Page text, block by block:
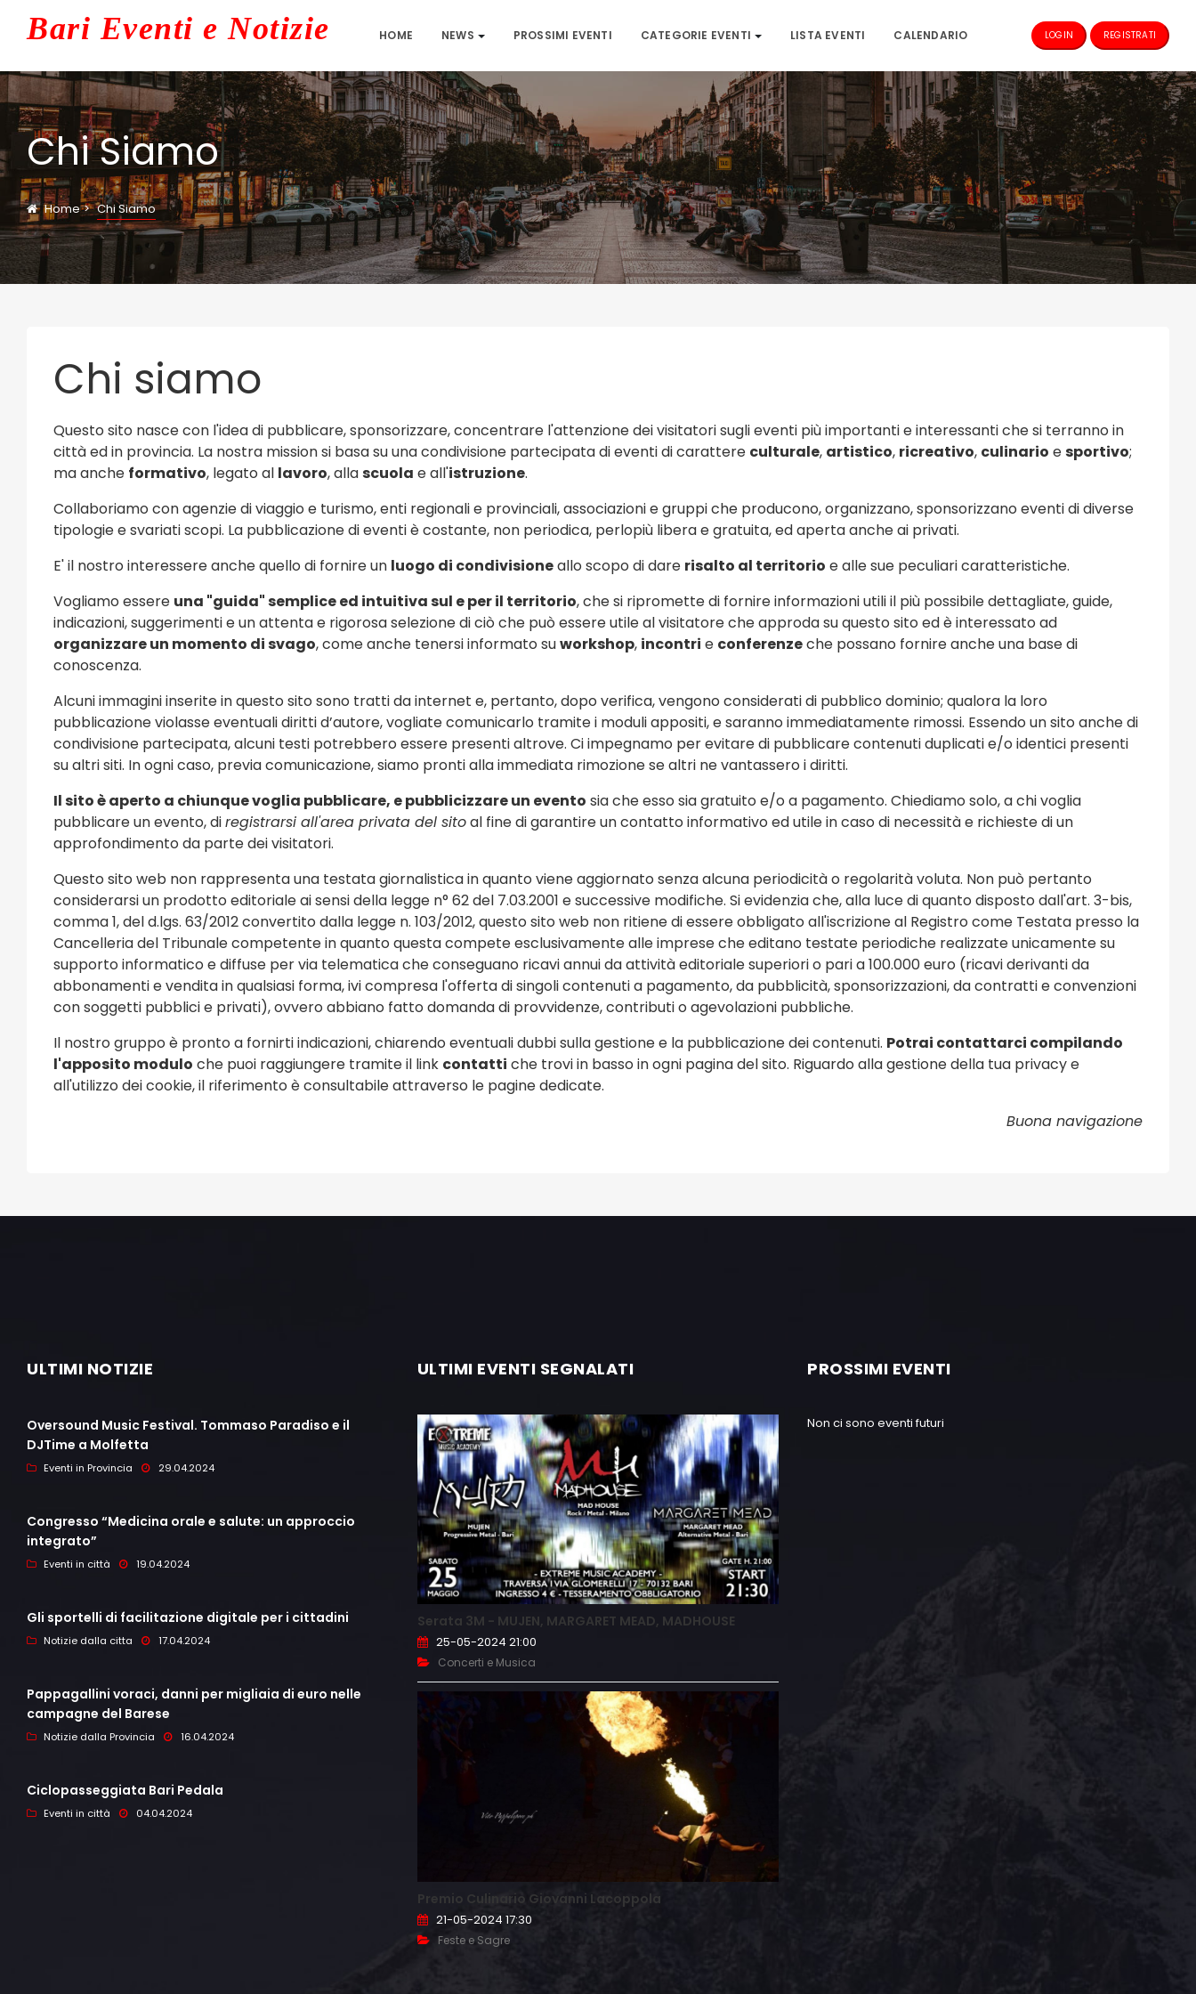
Bari Eventi e Notizie HOME NEWS PROSSIMI EVENTI CATEGORIE EVENTI LISTA EVENTI CALENDARIO LOGIN REGISTRATI
Chi Siamo
Home Chi Siamo
Chi siamo
Questo sito nasce con l'idea di pubblicare, sponsorizzare, concentrare l'attenzione dei visitatori sugli eventi più importanti e interessanti che si terranno in
città ed in provincia. La nostra mission si basa su una condivisione partecipata di eventi di carattere culturale, artistico, ricreativo, culinario esportivo;
ma anche formativo, legato al lavoro, allascuola e all'istruzione.
Collaboriamo con agenzie di viaggio e turismo, enti regionali e provinciali, associazioni e gruppi che producono, organizzano, sponsorizzano eventi di diverse
tipologie e svariati scopi. La pubblicazione di eventi è costante, non periodica, perlopiù libera e gratuita, ed aperta anche ai privati.
E' il nostro interessere anche quello di fornire un luogo di condivisioneallo scopo di dare risalto al territorio e alle sue peculiari caratteristiche.
Vogliamo essere una "guida" semplice ed intuitiva sul e per il territorio, che si ripromette di fornire informazioni utili il più possibile dettagliate, guide,
indicazioni, suggerimenti e un attenta e rigorosa selezione di ciò che può essere utile al visitatore che approda su questo sito ed è interessato ad
organizzare un momento di svago, come anche tenersi informato suworkshop, incontri e conferenzeche possano fornire anche una base di
conoscenza.
Alcuni immagini inserite in questo sito sono tratti da internet e, pertanto, dopo verifica, vengono considerati di pubblico dominio; qualora la loro
pubblicazione violasse eventuali diritti d’autore, vogliate comunicarlo tramite i moduli appositi, e saranno immediatamente rimossi. Essendo un sito anche di
condivisione partecipata, alcuni testi potrebbero essere presenti altrove. Ci impegnamo per evitare di pubblicare contenuti duplicati e/o identici presenti
su altri siti. In ogni caso, previa comunicazione, siamo pronti alla immediata rimozione se altri ne vantassero i diritti.
Il sito è aperto a chiunque voglia pubblicare, e pubblicizzare un evento sia che esso sia gratuito e/o a pagamento. Chiediamo solo, a chi voglia
pubblicare un evento, diregistrarsi all'area privata del sitoal fine di garantire un contatto informativo ed utile in caso di necessità e richieste di un
approfondimento da parte dei visitatori.
Questo sito web non rappresenta una testata giornalistica in quanto viene aggiornato senza alcuna periodicità o regolarità voluta. Non può pertanto
considerarsi un prodotto editoriale ai sensi della legge n° 62 del 7.03.2001 e successive modifiche. Si evidenzia che, alla luce di quanto disposto dall'art. 3-bis,
comma 1, del d.lgs. 63/2012 convertito dalla legge n. 103/2012, questo sito web non ritiene di essere obbligato all'iscrizione al Registro come Testata presso la
Cancelleria del Tribunale competente in quanto questa compete esclusivamente alle imprese che editano testate periodiche realizzate unicamente su
supporto informatico e diffuse per via telematica che conseguano ricavi annui da attività editoriale superiori o pari a 100.000 euro (ricavi derivanti da
abbonamenti e vendita in qualsiasi forma, ivi compresa l'offerta di singoli contenuti a pagamento, da pubblicità, sponsorizzazioni, da contratti e convenzioni
con soggetti pubblici e privati), ovvero abbiano fatto domanda di provvidenze, contributi o agevolazioni pubbliche.
Il nostro gruppo è pronto a fornirti indicazioni, chiarendo eventuali dubbi sulla gestione e la pubblicazione dei contenuti. Potrai contattarci compilando
l'apposito modulo che puoi raggiungere tramite il link contatti che trovi in basso in ogni pagina del sito. Riguardo alla gestione della tua privacy e
all'utilizzo dei cookie, il riferimento è consultabile attraverso le pagine dedicate.
Buona navigazione
ULTIMI NOTIZIE
Oversound Music Festival. Tommaso Paradiso e il
DJTime a Molfetta
Eventi in Provincia 29.04.2024
Congresso “Medicina orale e salute: un approccio
integrato”
Eventi in città 19.04.2024
Gli sportelli di facilitazione digitale per i cittadini
Notizie dalla citta 17.04.2024
Pappagallini voraci, danni per migliaia di euro nelle
campagne del Barese
Notizie dalla Provincia 16.04.2024
Ciclopasseggiata Bari Pedala
Eventi in città 04.04.2024
ULTIMI EVENTI SEGNALATI
Serata 3M - MUJEN, MARGARET MEAD, MADHOUSE
25-05-2024 21:00
Concerti e Musica
Premio Culinario Giovanni Lacoppola
21-05-2024 17:30
Feste e Sagre
PROSSIMI EVENTI
Non ci sono eventi futuri